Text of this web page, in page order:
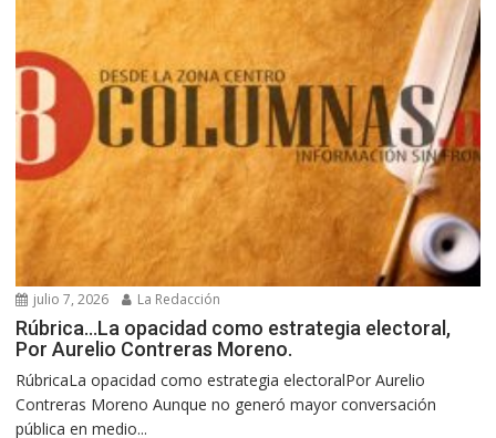
julio 7, 2026 La Redacción
Rúbrica…La opacidad como estrategia electoral,
Por Aurelio Contreras Moreno.
RúbricaLa opacidad como estrategia electoralPor Aurelio
Contreras Moreno Aunque no generó mayor conversación
pública en medio...